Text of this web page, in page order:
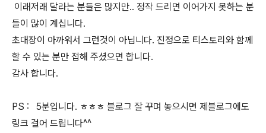
이래저래 달라는 분들은 많지만.. 정작 드리면 이어가지 못하는 분
들이 많이 계십니다.
초대장이 아까워서 그런것이 아닙니다. 진정으로 티스토리와 함께
할 수 있는 분만 접해 주셨으면 합니다.
감사 합니다.
PS : 5분입니다. ㅎㅎㅎ 블로그 잘 꾸며 놓으시면 제블로그에도
링크 걸어 드립니다^^